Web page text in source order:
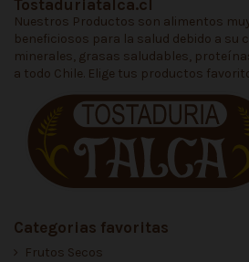
Tostaduriatalca.cl
Nuestros Productos son alimentos
beneficiosos para la salud debido a su
minerales, grasas saludables,
a todo Chile. Elige tus productos
Categorias favoritas
Frutos Secos